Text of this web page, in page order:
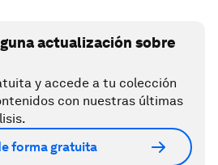
actualización sobre
y accede a tu colección
con nuestras últimas
forma gratuita